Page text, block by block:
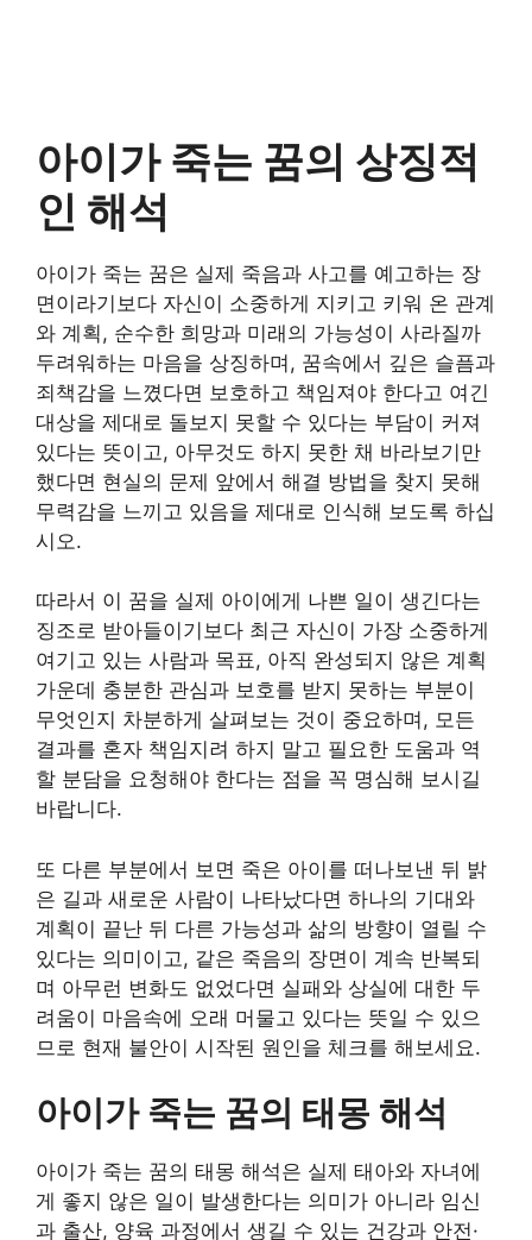
아이가 죽는 꿈의 상징적
인 해석
아이가 죽는 꿈은 실제 죽음과 사고를 예고하는 장
면이라기보다 자신이 소중하게 지키고 키워 온 관계
와 계획, 순수한 희망과 미래의 가능성이 사라질까
두려워하는 마음을 상징하며, 꿈속에서 깊은 슬픔과
죄책감을 느꼈다면 보호하고 책임져야 한다고 여긴
대상을 제대로 돌보지 못할 수 있다는 부담이 커져
있다는 뜻이고, 아무것도 하지 못한 채 바라보기만
했다면 현실의 문제 앞에서 해결 방법을 찾지 못해
무력감을 느끼고 있음을 제대로 인식해 보도록 하십
시오.
따라서 이 꿈을 실제 아이에게 나쁜 일이 생긴다는
징조로 받아들이기보다 최근 자신이 가장 소중하게
여기고 있는 사람과 목표, 아직 완성되지 않은 계획
가운데 충분한 관심과 보호를 받지 못하는 부분이
무엇인지 차분하게 살펴보는 것이 중요하며, 모든
결과를 혼자 책임지려 하지 말고 필요한 도움과 역
할 분담을 요청해야 한다는 점을 꼭 명심해 보시길
바랍니다.
또 다른 부분에서 보면 죽은 아이를 떠나보낸 뒤 밝
은 길과 새로운 사람이 나타났다면 하나의 기대와
계획이 끝난 뒤 다른 가능성과 삶의 방향이 열릴 수
있다는 의미이고, 같은 죽음의 장면이 계속 반복되
며 아무런 변화도 없었다면 실패와 상실에 대한 두
려움이 마음속에 오래 머물고 있다는 뜻일 수 있으
므로 현재 불안이 시작된 원인을 체크를 해보세요.
아이가 죽는 꿈의 태몽 해석
아이가 죽는 꿈의 태몽 해석은 실제 태아와 자녀에
게 좋지 않은 일이 발생한다는 의미가 아니라 임신
과 출산, 양육 과정에서 생길 수 있는 건강과 안전·